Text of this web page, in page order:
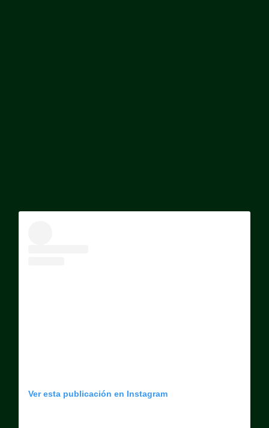
Ver esta publicación en Instagram